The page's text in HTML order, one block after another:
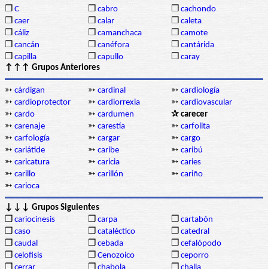
❒ C ❒ cabro ❒ cachondo
❒ caer ❒ calar ❒ caleta
❒ cáliz ❒ camanchaca ❒ camote
❒ cancán ❒ canéfora ❒ cantárida
❒ capilla ❒ capullo ❒ caray
↑↑↑ Grupos Anteriores
➳ cárdigan ➳ cardinal ➳ cardiología
➳ cardioprotector ➳ cardiorrexia ➳ cardiovascular
➳ cardo ➳ cardumen
✰ carecer
➳ carenaje ➳ carestía ➳ carfolita
➳ carfología ➳ cargar ➳ cargo
➳ cariátide ➳ caribe ➳ caribú
➳ caricatura ➳ caricia ➳ caries
➳ carillo ➳ carillón ➳ cariño
➳ carioca
↓↓↓ Grupos Siguientes
❒ cariocinesis ❒ carpa ❒ cartabón
❒ caso ❒ cataléctico ❒ catedral
❒ caudal ❒ cebada ❒ cefalópodo
❒ celofisis ❒ Cenozoico ❒ ceporro